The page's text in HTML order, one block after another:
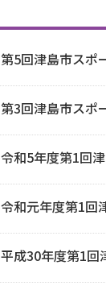
第5回津島市スポ
第3回津島市スポ
令和5年度第1回
令和元年度第1回
平成30年度第1回